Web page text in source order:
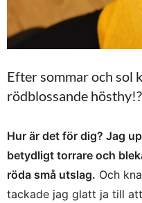
Efter sommar och sol
rödblossande hösthy!?
Hur är det för dig? Jag
betydligt torrare och
röda små utslag. Och
tackade jag glatt ja till